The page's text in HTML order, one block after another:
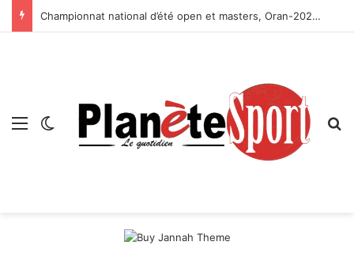
Championnat national d’été open et masters, Oran-2026 — Le CRB s’adjuge le titre
Menu Switch skin